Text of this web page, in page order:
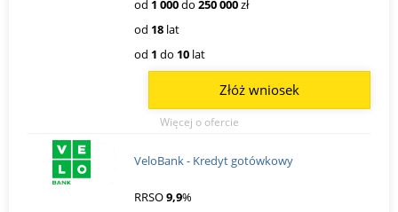
od 1 000do 250 000zł
od 18 lat
od 1 do 10 lat
Więcej o ofercie
Złóż wniosek
VeloBank - Kredyt gotówkowy
RRSO9,9%